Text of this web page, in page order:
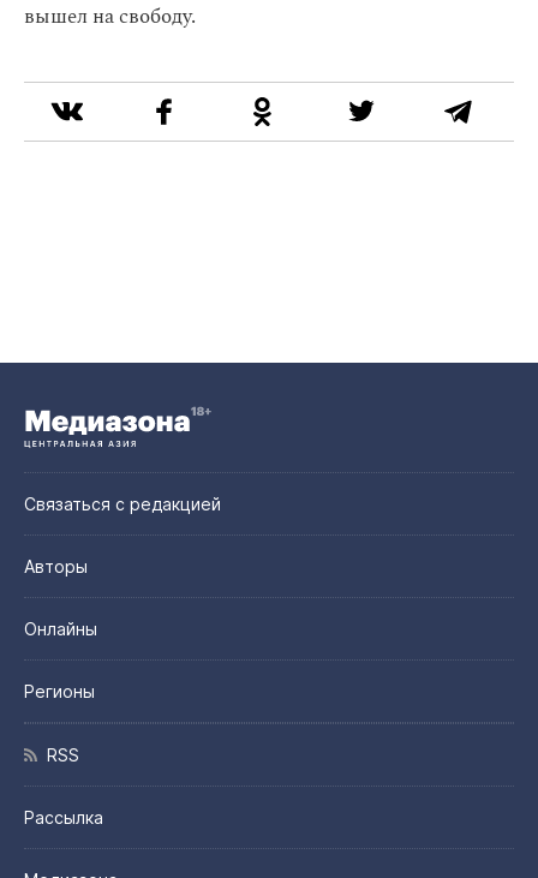
вышел на свободу.
Связаться с редакцией
Авторы
Онлайны
Регионы
RSS
Рассылка